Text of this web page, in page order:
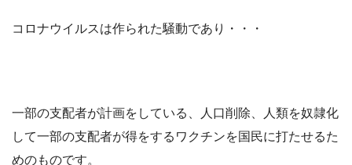
コロナウイルスは作られた騒動であり・・・
一部の支配者が計画をしている、人口削除、人類を奴隷化
して一部の支配者が得をするワクチンを国民に打たせるた
めのものです。